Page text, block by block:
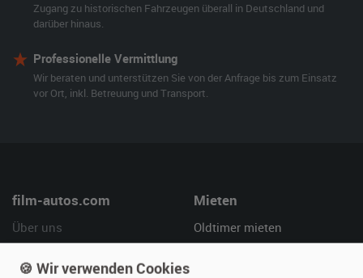
Zugang zu historischen Fahrzeugen überall in Deutschland und
darüber hinaus.
Professionelle Vermittlung
Wir beraten und unterstützen Sie von der Anfrage bis zum Einsatz
vor Ort, inkl. Betreuung und Transport.
film-autos.com
Über uns
Referenzen
Mieten
Oldtimer mieten
🍪 Wir verwenden Cookies